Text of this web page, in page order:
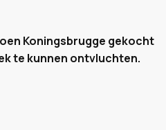
Koningsbrugge gekocht
te kunnen ontvluchten.